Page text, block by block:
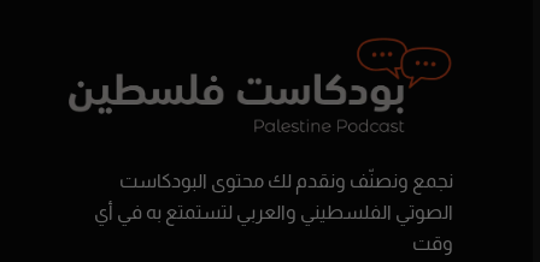
نجمع ونصنّف ونقدم لك محتوى البودكاست
الصوتي الفلسطيني والعربي لتستمتع به في أي
وقت